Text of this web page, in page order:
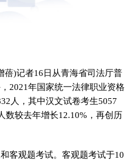
蓓)记者16日从青海省司法厅普
2021年国家统一法律职业资格
人，其中汉文试卷考生5057
数较去年增长12.10%，再创历
客观题考试。客观题考试于10